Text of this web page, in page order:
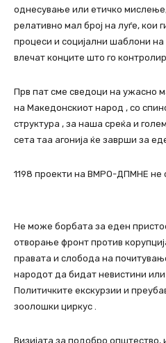
однесување или етичко
релативно мал број на луѓе, кои
процеси и социјални шаблони на
влечат конците што го
Прв пат сме сведоци на ужасно
на Македонскиот народ , со
структура , за наша среќа и
сета таа агонија ќе заврши за
1198 проекти на ВМРО-ДПМНЕ не
Не може борбата за еден
отворање фронт против
правата и слобода на
народот да бидат невистини
Политичките екскурзии и
зоолошки циркус .
Визијата за подобро